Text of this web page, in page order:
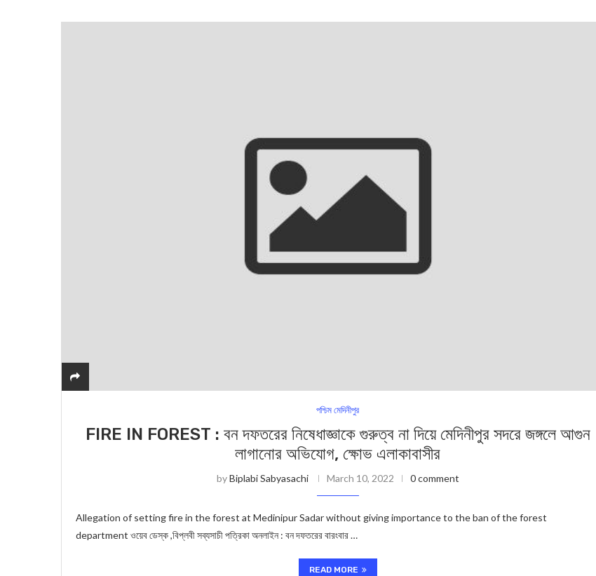
পশ্চিম মেদিনীপুর
FIRE IN FOREST : বন দফতরের নিষেধাজ্ঞাকে গুরুত্ব না দিয়ে মেদিনীপুর সদরে জঙ্গলে আগুন
লাগানোর অভিযোগ, ক্ষোভ এলাকাবাসীর
byBiplabi Sabyasachi March 10, 2022 0 comment
Allegation of setting fire in the forest at Medinipur Sadar without giving importance to the ban of the forest
department ওয়েব ডেস্ক ,বিপ্লবী সব্যসাচী পত্রিকা অনলাইন : বন দফতরের বারংবার …
READ MORE